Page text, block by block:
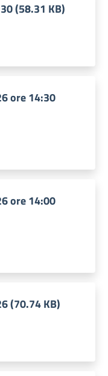
(58.31 KB)
ore 14:30
ore 14:00
(70.74 KB)